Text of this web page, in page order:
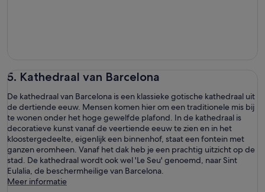
5. Kathedraal van Barcelona
De kathedraal van Barcelona is een klassieke gotische kathedraal uit
de dertiende eeuw. Mensen komen hier om een traditionele mis bij
te wonen onder het hoge gewelfde plafond. In de kathedraal is
decoratieve kunst vanaf de veertiende eeuw te zien en in het
kloostergedeelte, eigenlijk een binnenhof, staat een fontein met
ganzen eromheen. Vanaf het dak heb je een prachtig uitzicht op de
stad. De kathedraal wordt ook wel 'Le Seu' genoemd, naar Sint
Eulalia, de beschermheilige van Barcelona.
Meer informatie